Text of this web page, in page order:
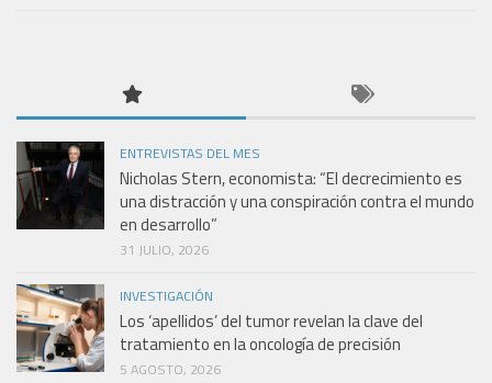
ENTREVISTAS DEL MES
Nicholas Stern, economista: “El decrecimiento es
una distracción y una conspiración contra el mundo
en desarrollo”
31 JULIO, 2026
INVESTIGACIÓN
Los ‘apellidos’ del tumor revelan la clave del
tratamiento en la oncología de precisión
5 AGOSTO, 2026